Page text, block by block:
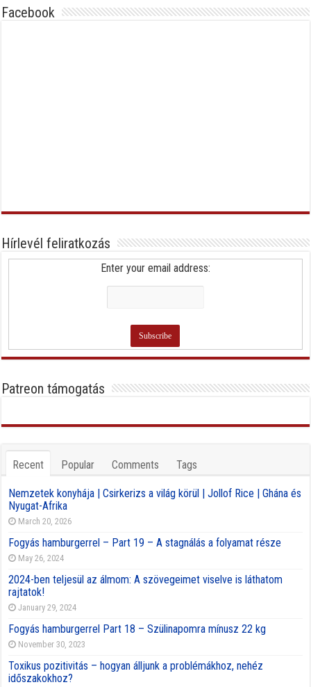
Facebook
Hírlevél feliratkozás
Enter your email address:
Patreon támogatás
Recent Popular Comments Tags
Nemzetek konyhája | Csirkerizs a világ körül | Jollof Rice | Ghána és
Nyugat-Afrika
March 20, 2026
Fogyás hamburgerrel – Part 19 – A stagnálás a folyamat része
May 26, 2024
2024-ben teljesül az álmom: A szövegeimet viselve is láthatom
rajtatok!
January 29, 2024
Fogyás hamburgerrel Part 18 – Szülinapomra mínusz 22 kg
November 30, 2023
Toxikus pozitivitás – hogyan álljunk a problémákhoz, nehéz
időszakokhoz?